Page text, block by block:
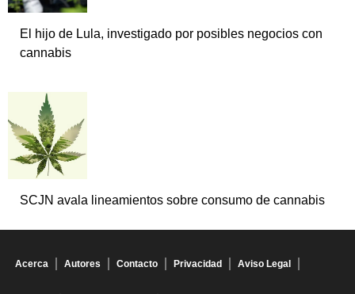
El hijo de Lula, investigado por posibles negocios con
cannabis
SCJN avala lineamientos sobre consumo de cannabis
Acerca Autores Contacto Privacidad Aviso Legal